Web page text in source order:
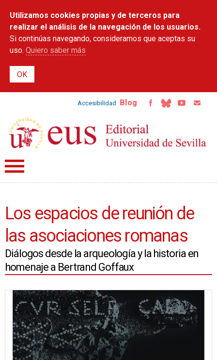
contenido
principal
Utilizamos cookies propias y de terceros para
realizar el análisis de la navegación de los usuarios.
Si continúas navegando, consideramos que aceptas su
uso. Quiero saber más
Accesibilidad Blog
Los espacios de reunión de
las asociaciones romanas
Diálogos desde la arqueología y la historia en
homenaje a Bertrand Goffaux